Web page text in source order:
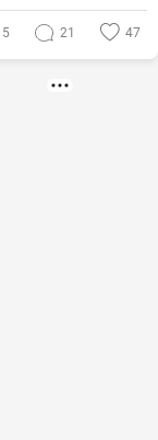
5 21 47